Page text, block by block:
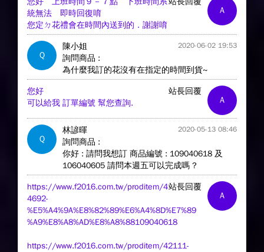
A
統無法 即時回復唷
您定ㄉ花禮會在時間內送到的．謝謝唷
Q
陳小姐 2020-06-02 19:53
詢問商品 :
為什麼我訂的花沒有在指定的時間到貨~
A
站長回覆
您好
可以給我 訂單編號 幫您查詢.
Q
林諺暉 2020-05-13 08:46
詢問商品 :
你好 : 請問我想訂 商品編號 : 109040618 及
106040605 請問本週五可以完成嗎 ?
A
站長回覆
https://www.f2016.com.tw/proditem/4
4692-
%E5%A4%9A%E8%82%89%E6%A4%8D%E7%89
%A9%E8%A8%AD%E8%A8%88109040618
https://www.f2016.com.tw/proditem/42111-